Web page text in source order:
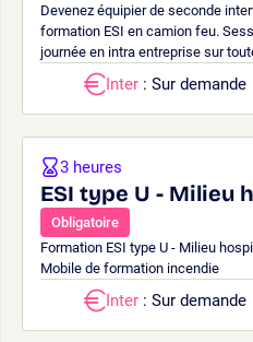
Devenez équipier de seconde
formation ESI en camion feu.
journée en intra entreprise sur
Inter : Sur demande
ESI type U - Milieu
Obligatoire
Formation ESI type U - Milieu
Mobile de formation incendie
3 heures
Inter : Sur demande